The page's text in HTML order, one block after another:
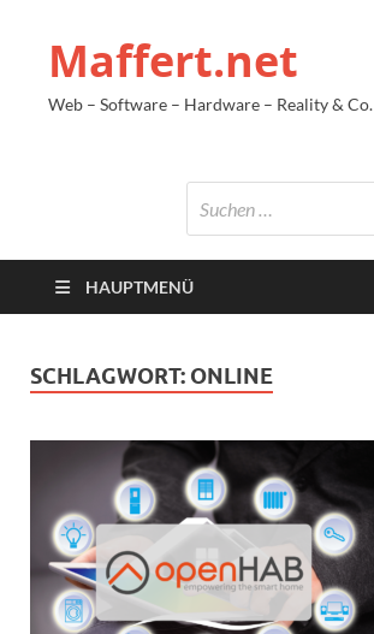
Maffert.net
Web – Software – Hardware – Reality & Co.
HAUPTMENÜ
SCHLAGWORT: ONLINE